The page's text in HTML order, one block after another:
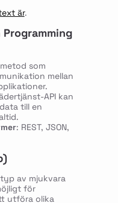
är.
som
mellan
API kan
till en
: REST, JSON,
av mjukvara
för
utföra olika